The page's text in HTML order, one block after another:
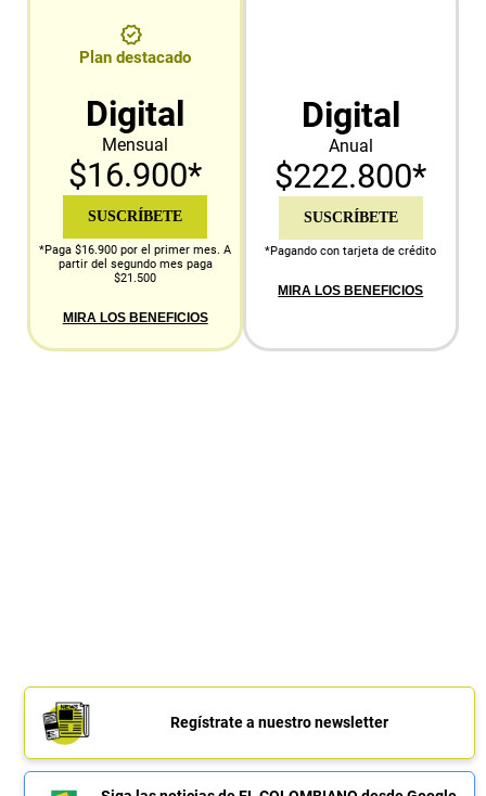
Plan destacado
Digital
Mensual
$16.900*
SUSCRÍBETE
*Paga $16.900 por el primer mes. A
partir del segundo mes paga
$21.500
MIRA LOS BENEFICIOS
Digital
Anual
$222.800*
SUSCRÍBETE
*Pagando con tarjeta de crédito
MIRA LOS BENEFICIOS
Regístrate a nuestro newsletter